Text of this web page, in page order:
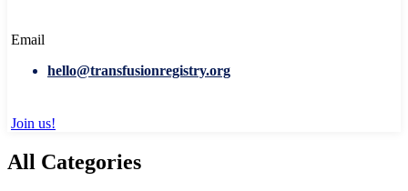
Email
hello@transfusionregistry.org
Join us!
All Categories